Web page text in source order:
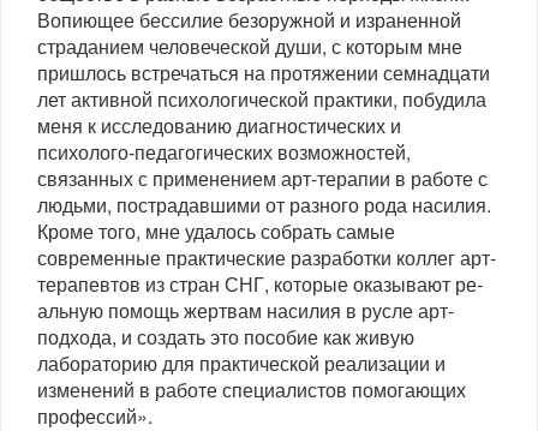
Вопиющее бессилие безоружной и израненной
страданием человеческой души, с которым мне
при­шлось встречаться на протяжении семнадцати
лет ак­тивной психологической практики, побудила
меня к исследованию диагностических и
психолого-педагоги­ческих возможностей,
связанных с применением арт-терапии в работе с
людьми, пострадавшими от разно­го рода насилия.
Кроме того, мне удалось собрать са­мые
современные практические разработки коллег арт-
терапевтов из стран СНГ, которые оказывают ре­
альную помощь жертвам насилия в русле арт-
подхода, и создать это пособие как живую
лабораторию для практической реализации и
изменений в работе специалистов помогающих
профессий».